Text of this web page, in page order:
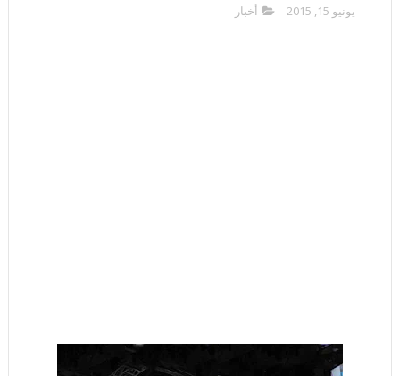
يونيو 15, 2015 أخبار